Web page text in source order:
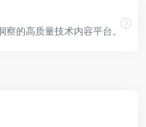
的高质量技术内容平台。